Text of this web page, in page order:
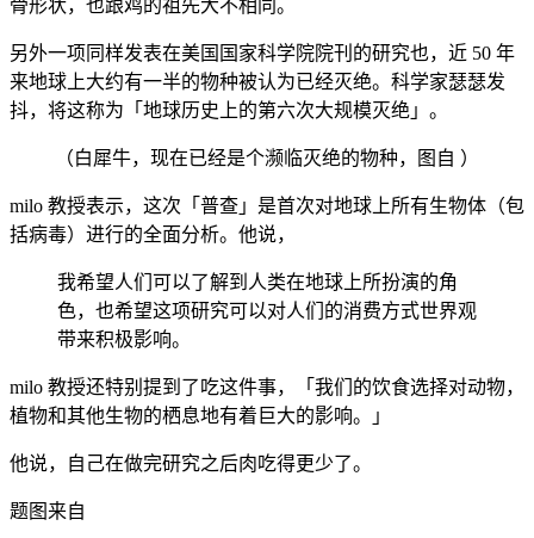
骨形状，也跟鸡的祖先大不相同。
另外一项同样发表在美国国家科学院院刊的研究也，近 50 年
来地球上大约有一半的物种被认为已经灭绝。科学家瑟瑟发
抖，将这称为「地球历史上的第六次大规模灭绝」。
（白犀牛，现在已经是个濒临灭绝的物种，图自 ）
milo 教授表示，这次「普查」是首次对地球上所有生物体（包
括病毒）进行的全面分析。他说，
我希望人们可以了解到人类在地球上所扮演的角
色，也希望这项研究可以对人们的消费方式世界观
带来积极影响。
milo 教授还特别提到了吃这件事，「我们的饮食选择对动物，
植物和其他生物的栖息地有着巨大的影响。」
他说，自己在做完研究之后肉吃得更少了。
题图来自